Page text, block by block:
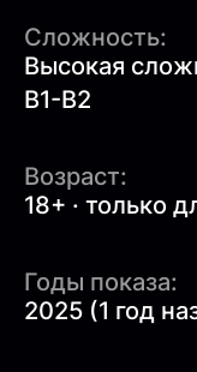
Сложность:
Высокая
B1-B2
Возраст:
18+ · только
Годы показа:
2025 (1 год